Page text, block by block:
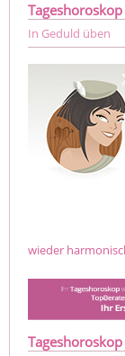
In Geduld üben
wieder